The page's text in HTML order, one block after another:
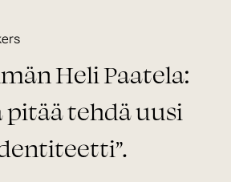
Heli Paatela:
pitää tehdä uusi